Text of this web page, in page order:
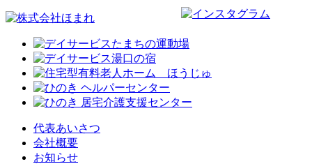
代表あいさつ
会社概要
お知らせ